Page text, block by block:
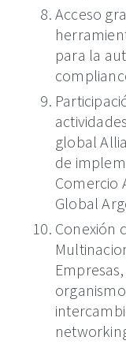
Acceso
para la
global
de
Comercio
Global
Conexión